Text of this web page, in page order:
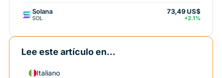
Solana
SOL
73,49 US$
+2.1%
Lee este artículo en...
Italiano